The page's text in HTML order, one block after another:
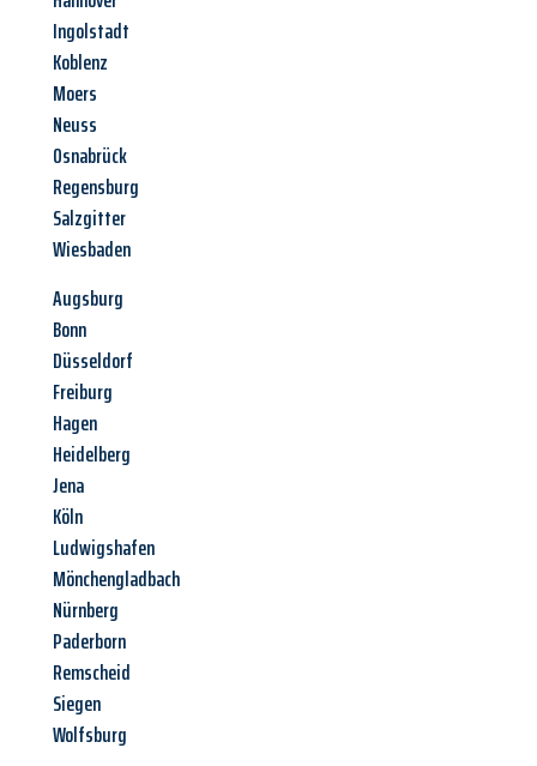
Ingolstadt
Koblenz
Moers
Neuss
Osnabrück
Regensburg
Salzgitter
Wiesbaden
Augsburg
Bonn
Düsseldorf
Freiburg
Hagen
Heidelberg
Jena
Köln
Ludwigshafen
Mönchengladbach
Nürnberg
Paderborn
Remscheid
Siegen
Wolfsburg